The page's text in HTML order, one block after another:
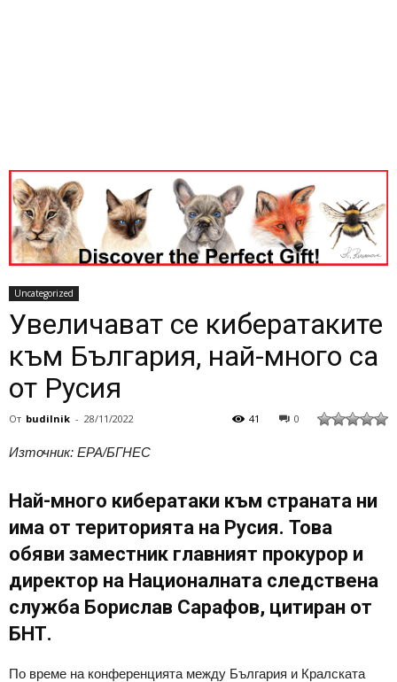
Uncategorized
Увеличават се кибератаките
към България, най-много са
от Русия
От budilnik - 28/11/2022 0
41
Източник: EPA/БГНЕС
Най-много кибератаки към страната ни
има от територията на Русия. Това
обяви заместник главният прокурор и
директор на Националната следствена
служба Борислав Сарафов, цитиран от
БНТ.
По време на конференцията между България и Кралската